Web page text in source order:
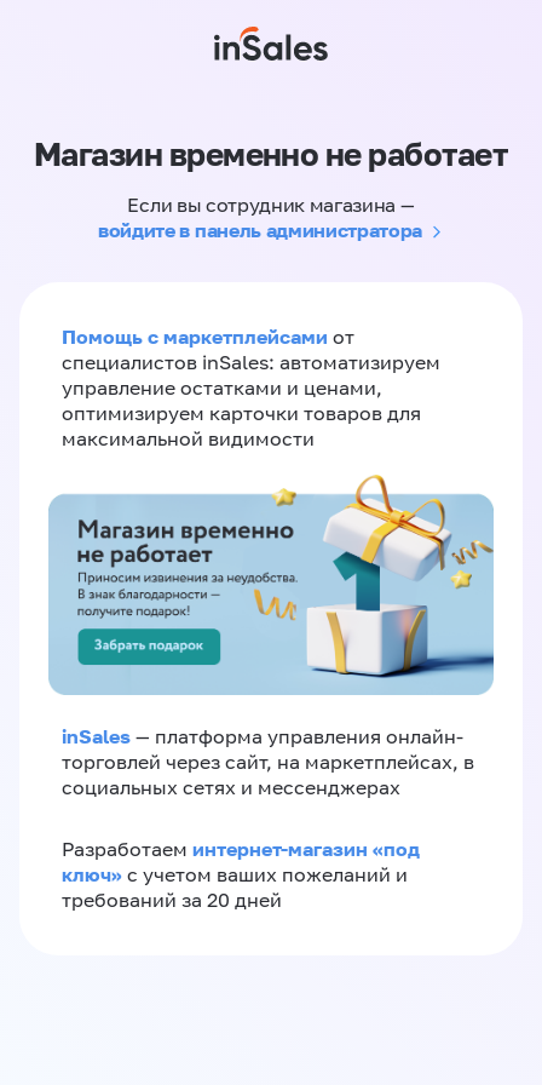
Магазин временно не работает
Если вы сотрудник магазина —
войдите в панель администратора
Помощь с маркетплейсами от
специалистов inSales: автоматизируем
управление остатками и ценами,
оптимизируем карточки товаров для
максимальной видимости
inSales — платформа управления онлайн-
торговлей через сайт, на маркетплейсах, в
социальных сетях и мессенджерах
Разработаем интернет-магазин «‎под
ключ»‎ с учетом ваших пожеланий и
требований за 20 дней